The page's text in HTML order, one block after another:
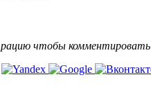
чтобы комментировать